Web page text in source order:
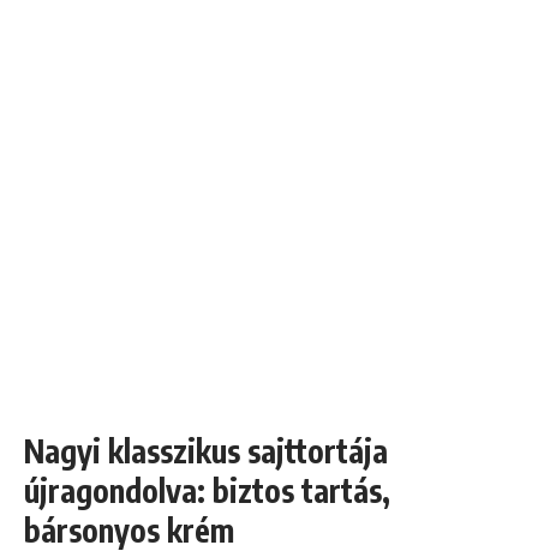
Nagyi klasszikus sajttortája
újragondolva: biztos tartás,
bársonyos krém